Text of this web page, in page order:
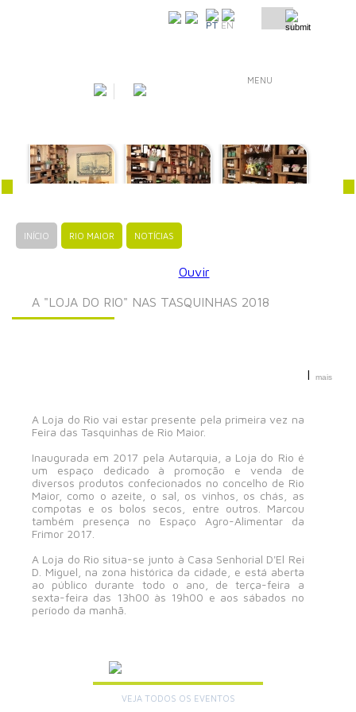
PT EN
MENU
INÍCIO RIO MAIOR NOTÍCIAS
Ouvir
A "LOJA DO RIO" NAS TASQUINHAS 2018
| mais
A Loja do Rio vai estar presente pela primeira vez na
Feira das Tasquinhas de Rio Maior.
Inaugurada em 2017 pela Autarquia, a Loja do Rio é
um espaço dedicado à promoção e venda de
diversos produtos confecionados no concelho de Rio
Maior, como o azeite, o sal, os vinhos, os chás, as
compotas e os bolos secos, entre outros. Marcou
também presença no Espaço Agro-Alimentar da
Frimor 2017.
A Loja do Rio situa-se junto à Casa Senhorial D'El Rei
D. Miguel, na zona histórica da cidade, e está aberta
ao público durante todo o ano, de terça-feira a
sexta-feira das 13h00 às 19h00 e aos sábados no
período da manhã.
VEJA TODOS OS EVENTOS